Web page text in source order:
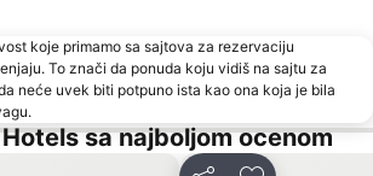
koje primamo sa sajtova za rezervaciju
To znači da ponuda koju vidiš na sajtu za
neće uvek biti potpuno ista kao ona koja je bila
sa najboljom ocenom